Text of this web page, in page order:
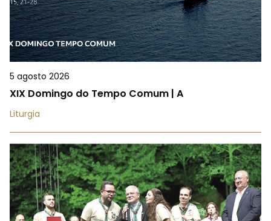
5 agosto 2026
XIX Domingo do Tempo Comum | A
Liturgia